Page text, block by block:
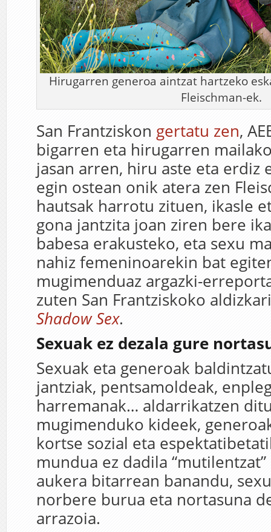
Hirugarren generoa aintzat hartzeko
Fleischman-ek.
San Frantziskon gertatu zen,
bigarren eta hirugarren
jasan arren, hiru aste eta erdiz
egin ostean onik atera zen
hautsak harrotu zituen, ikasle
gona jantzita joan ziren bere
babesa erakusteko, eta sexu
nahiz femeninoarekin bat
mugimenduaz argazki-
zuten San Frantziskoko
Shadow Sex.
Sexuak ez dezala gure
Sexuak eta generoak
jantziak, pentsamoldeak,
harremanak… aldarrikatzen
mugimenduko kideek,
kortse sozial eta
mundua ez dadila “mutilentzat”
aukera bitarrean banandu,
norbere burua eta nortasuna
arrazoia.